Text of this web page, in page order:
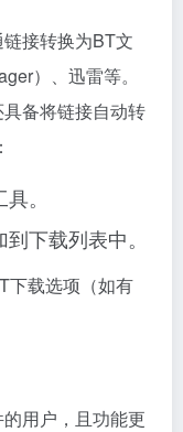
接转换为BT文
）、迅雷等。
备将链接自动转
。
下载列表中。
下载选项（如有
用户，且功能更